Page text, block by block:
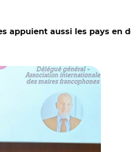
appuient aussi les pays en
Vallier, délégué de